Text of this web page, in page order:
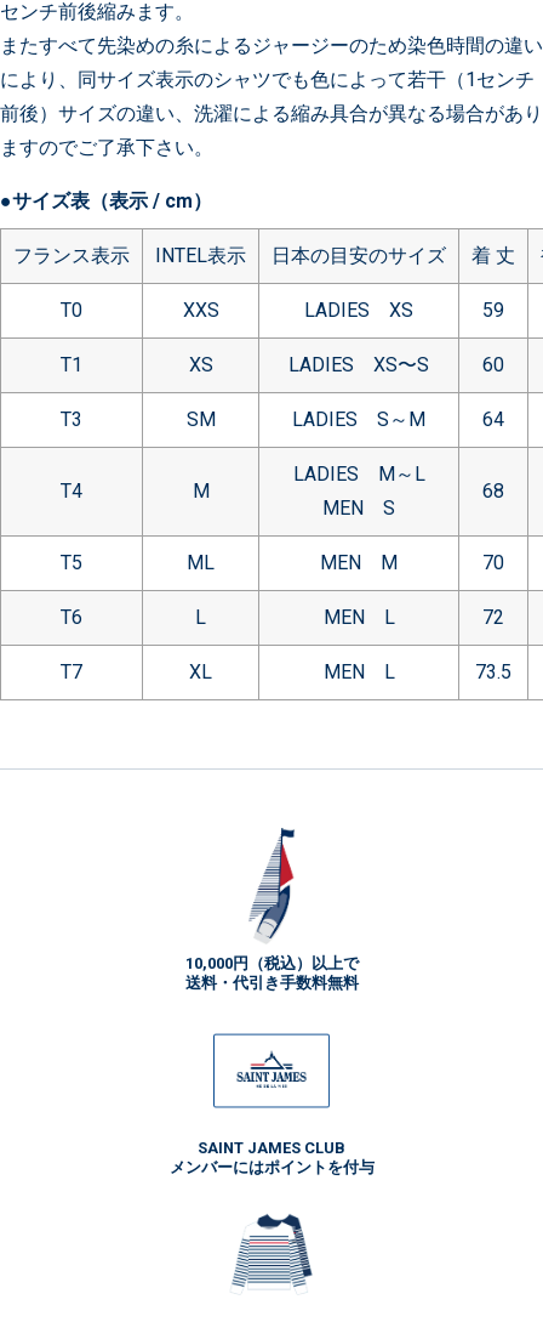
センチ前後縮みます。
またすべて先染めの糸によるジャージーのため染色時間の違い
により、同サイズ表示のシャツでも色によって若干（1センチ
前後）サイズの違い、洗濯による縮み具合が異なる場合があり
ますのでご了承下さい。
●サイズ表（表示 / cm）
フランス表示 INTEL表示 日本の目安のサイズ 着 丈
T0 XXS LADIES XS 59
T1 XS LADIES XS〜S 60
T3 SM LADIES S～M 64
T4 M
LADIES M～L
MEN S
68
T5 ML MEN M 70
T6 L MEN L 72
T7 XL MEN L 73.5
10,000円（税込）以上で
送料・代引き手数料無料
SAINT JAMES CLUB
メンバーにはポイントを付与